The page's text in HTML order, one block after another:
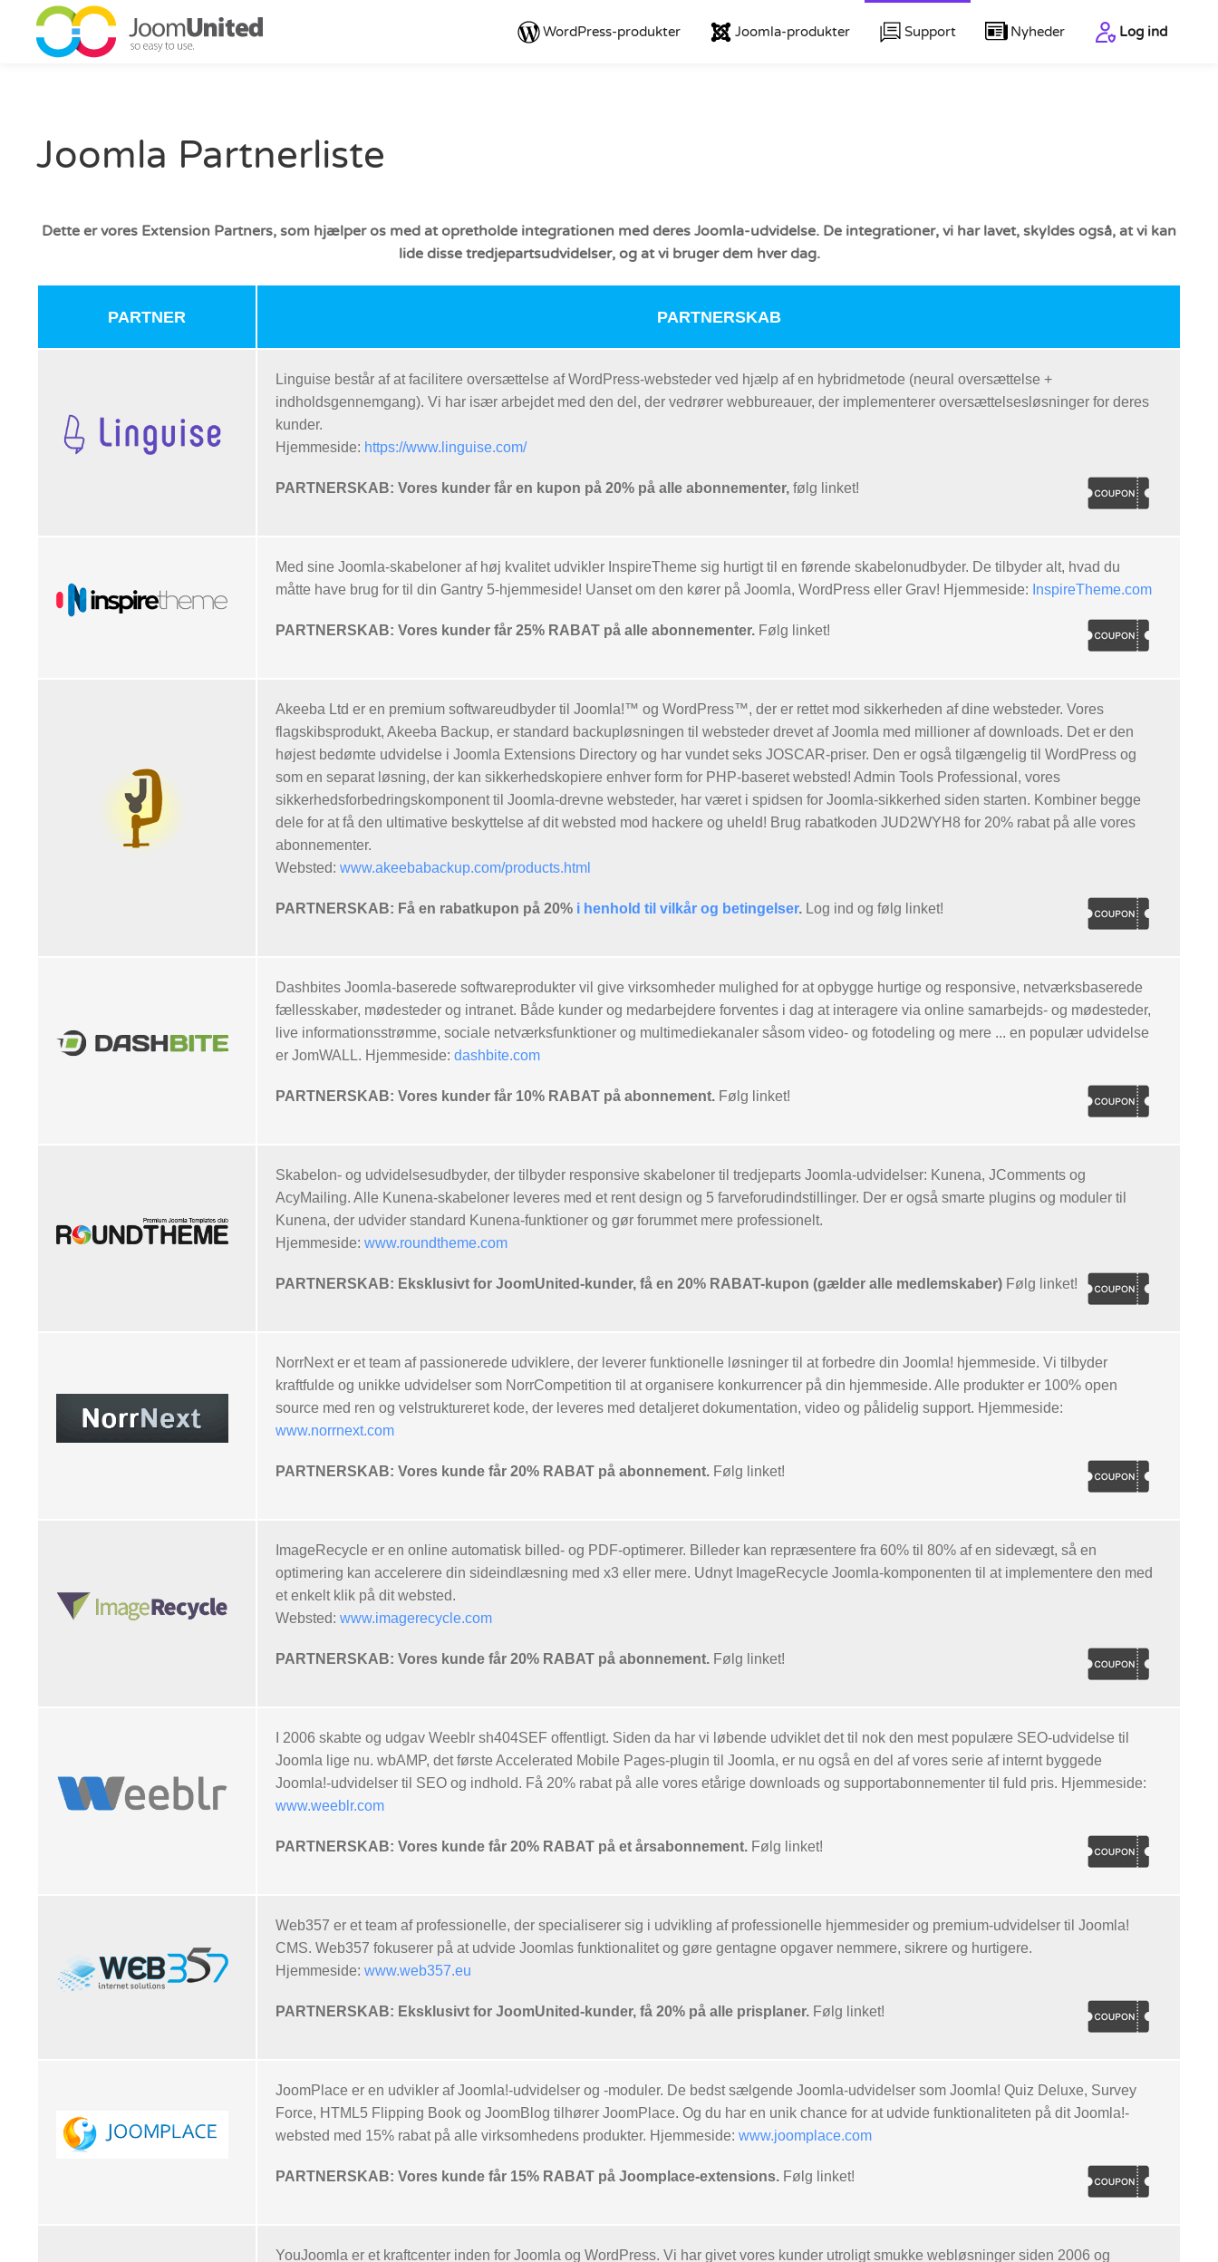
Gå til hovedindhold
WordPress-produkter Joomla-produkter Support Nyheder Log ind
Joomla Partnerliste
Dette er vores Extension Partners, som hjælper os med at opretholde integrationen med deres Joomla-udvidelse. De integrationer, vi har lavet, skyldes også, at vi kan
lide disse tredjepartsudvidelser, og at vi bruger dem hver dag.
PARTNER PARTNERSKAB
Linguise består af at facilitere oversættelse af WordPress-websteder ved hjælp af en hybridmetode (neural oversættelse +
indholdsgennemgang). Vi har især arbejdet med den del, der vedrører webbureauer, der implementerer oversættelsesløsninger for deres
kunder.
Hjemmeside: https://www.linguise.com/
PARTNERSKAB: Vores kunder får en kupon på 20% på alle abonnementer, følg linket!
Med sine Joomla-skabeloner af høj kvalitet udvikler InspireTheme sig hurtigt til en førende skabelonudbyder. De tilbyder alt, hvad du
måtte have brug for til din Gantry 5-hjemmeside! Uanset om den kører på Joomla, WordPress eller Grav! Hjemmeside: InspireTheme.com
PARTNERSKAB: Vores kunder får 25% RABAT på alle abonnementer. Følg linket!
Akeeba Ltd er en premium softwareudbyder til Joomla!™ og WordPress™, der er rettet mod sikkerheden af ​​dine websteder. Vores
flagskibsprodukt, Akeeba Backup, er standard backupløsningen til websteder drevet af Joomla med millioner af downloads. Det er den
højest bedømte udvidelse i Joomla Extensions Directory og har vundet seks JOSCAR-priser. Den er også tilgængelig til WordPress og
som en separat løsning, der kan sikkerhedskopiere enhver form for PHP-baseret websted! Admin Tools Professional, vores
sikkerhedsforbedringskomponent til Joomla-drevne websteder, har været i spidsen for Joomla-sikkerhed siden starten. Kombiner begge
dele for at få den ultimative beskyttelse af dit websted mod hackere og uheld! Brug rabatkoden JUD2WYH8 for 20% rabat på alle vores
abonnementer.
Websted: www.akeebabackup.com/products.html
PARTNERSKAB: Få en rabatkupon på 20% i henhold til vilkår og betingelser. Log ind og følg linket!
Dashbites Joomla-baserede softwareprodukter vil give virksomheder mulighed for at opbygge hurtige og responsive, netværksbaserede
fællesskaber, mødesteder og intranet. Både kunder og medarbejdere forventes i dag at interagere via online samarbejds- og mødesteder,
live informationsstrømme, sociale netværksfunktioner og multimediekanaler såsom video- og fotodeling og mere ... en populær udvidelse
er JomWALL. Hjemmeside: dashbite.com
PARTNERSKAB: Vores kunder får 10% RABAT på abonnement. Følg linket!
Skabelon- og udvidelsesudbyder, der tilbyder responsive skabeloner til tredjeparts Joomla-udvidelser: Kunena, JComments og
AcyMailing. Alle Kunena-skabeloner leveres med et rent design og 5 farveforudindstillinger. Der er også smarte plugins og moduler til
Kunena, der udvider standard Kunena-funktioner og gør forummet mere professionelt.
Hjemmeside: www.roundtheme.com
PARTNERSKAB: Eksklusivt for JoomUnited-kunder, få en 20% RABAT-kupon (gælder alle medlemskaber) Følg linket!
NorrNext er et team af passionerede udviklere, der leverer funktionelle løsninger til at forbedre din Joomla! hjemmeside. Vi tilbyder
kraftfulde og unikke udvidelser som NorrCompetition til at organisere konkurrencer på din hjemmeside. Alle produkter er 100% open
source med ren og velstruktureret kode, der leveres med detaljeret dokumentation, video og pålidelig support. Hjemmeside:
www.norrnext.com
PARTNERSKAB: Vores kunde får 20% RABAT på abonnement. Følg linket!
ImageRecycle er en online automatisk billed- og PDF-optimerer. Billeder kan repræsentere fra 60% til 80% af en sidevægt, så en
optimering kan accelerere din sideindlæsning med x3 eller mere. Udnyt ImageRecycle Joomla-komponenten til at implementere den med
et enkelt klik på dit websted.
Websted: www.imagerecycle.com
PARTNERSKAB: Vores kunde får 20% RABAT på abonnement. Følg linket!
I 2006 skabte og udgav Weeblr sh404SEF offentligt. Siden da har vi løbende udviklet det til nok den mest populære SEO-udvidelse til
Joomla lige nu. wbAMP, det første Accelerated Mobile Pages-plugin til Joomla, er nu også en del af vores serie af internt byggede
Joomla!-udvidelser til SEO og indhold. Få 20% rabat på alle vores etårige downloads og supportabonnementer til fuld pris. Hjemmeside:
www.weeblr.com
PARTNERSKAB: Vores kunde får 20% RABAT på et årsabonnement. Følg linket!
Web357 er et team af professionelle, der specialiserer sig i udvikling af professionelle hjemmesider og premium-udvidelser til Joomla!
CMS. Web357 fokuserer på at udvide Joomlas funktionalitet og gøre gentagne opgaver nemmere, sikrere og hurtigere.
Hjemmeside: www.web357.eu
PARTNERSKAB: Eksklusivt for JoomUnited-kunder, få 20% på alle prisplaner. Følg linket!
JoomPlace er en udvikler af Joomla!-udvidelser og -moduler. De bedst sælgende Joomla-udvidelser som Joomla! Quiz Deluxe, Survey
Force, HTML5 Flipping Book og JoomBlog tilhører JoomPlace. Og du har en unik chance for at udvide funktionaliteten på dit Joomla!-
websted med 15% rabat på alle virksomhedens produkter. Hjemmeside: www.joomplace.com
PARTNERSKAB: Vores kunde får 15% RABAT på Joomplace-extensions. Følg linket!
YouJoomla er et kraftcenter inden for Joomla og WordPress. Vi har givet vores kunder utroligt smukke webløsninger siden 2006 og